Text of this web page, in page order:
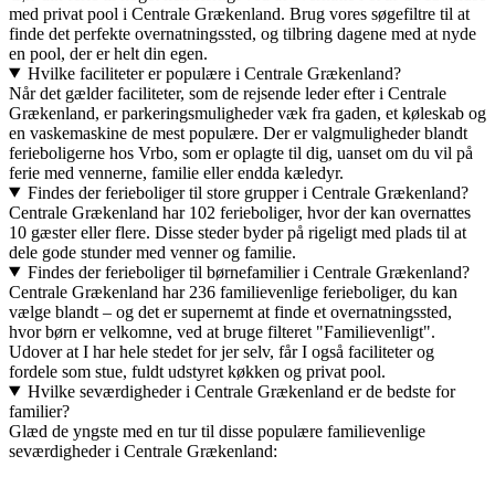
med privat pool i Centrale Grækenland. Brug vores søgefiltre til at
finde det perfekte overnatningssted, og tilbring dagene med at nyde
en pool, der er helt din egen.
Hvilke faciliteter er populære i Centrale Grækenland?
Når det gælder faciliteter, som de rejsende leder efter i Centrale
Grækenland, er parkeringsmuligheder væk fra gaden, et køleskab og
en vaskemaskine de mest populære. Der er valgmuligheder blandt
ferieboligerne hos Vrbo, som er oplagte til dig, uanset om du vil på
ferie med vennerne, familie eller endda kæledyr.
Findes der ferieboliger til store grupper i Centrale Grækenland?
Centrale Grækenland har 102 ferieboliger, hvor der kan overnattes
10 gæster eller flere. Disse steder byder på rigeligt med plads til at
dele gode stunder med venner og familie.
Findes der ferieboliger til børnefamilier i Centrale Grækenland?
Centrale Grækenland har 236 familievenlige ferieboliger, du kan
vælge blandt – og det er supernemt at finde et overnatningssted,
hvor børn er velkomne, ved at bruge filteret "Familievenligt".
Udover at I har hele stedet for jer selv, får I også faciliteter og
fordele som stue, fuldt udstyret køkken og privat pool.
Hvilke seværdigheder i Centrale Grækenland er de bedste for
familier?
Glæd de yngste med en tur til disse populære familievenlige
seværdigheder i Centrale Grækenland: